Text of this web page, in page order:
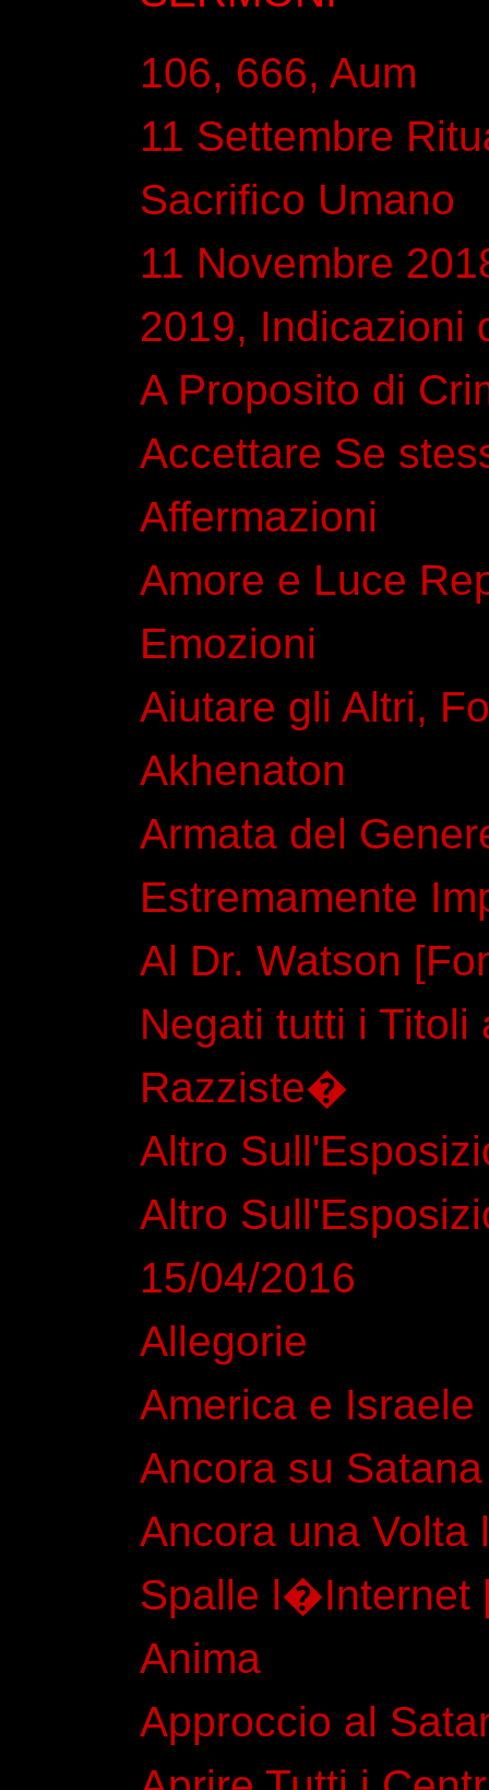
106, 666, Aum
11 Settembre
Sacrifico Umano
11 Novembre
2019, Indicazioni
A Proposito di
Accettare Se
Affermazioni
Amore e Luce
Emozioni
Aiutare gli Altri,
Akhenaton
Armata del
Estremamente
Al Dr. Watson
Negati tutti i
Razziste�
Altro
Altro
15/04/2016
Allegorie
America e Israele
Ancora su
Ancora una Volta
Spalle l�Internet
Anima
Approccio al